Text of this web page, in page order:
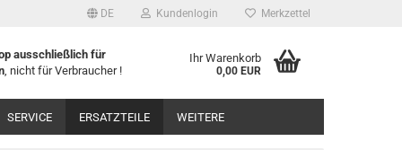
DE Kundenlogin Merkzettel
ausschließlich für
, nicht für Verbraucher !
Ihr Warenkorb
0,00 EUR
SERVICE ERSATZTEILE WEITERE